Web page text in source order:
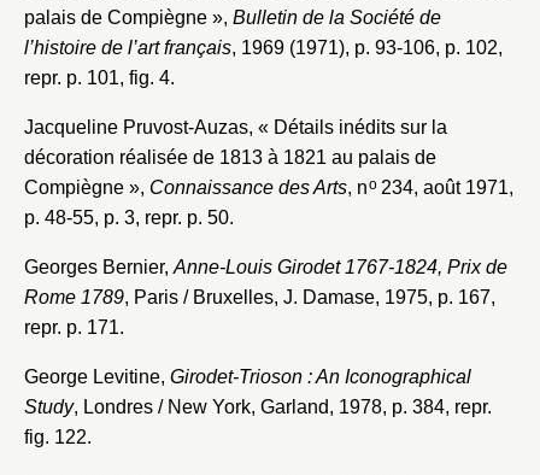
palais de Compiègne », Bulletin de la Société de
l’histoire de l’art français, 1969 (1971), p. 93-106, p. 102,
repr. p. 101, fig. 4.
Jacqueline Pruvost-Auzas, « Détails inédits sur la
décoration réalisée de 1813 à 1821 au palais de
Compiègne », Connaissance des Arts, no234, août 1971,
p. 48-55, p. 3, repr. p. 50.
Georges Bernier, Anne-Louis Girodet 1767-1824, Prix de
Rome 1789, Paris / Bruxelles, J. Damase, 1975, p. 167,
repr. p. 171.
George Levitine, Girodet-Trioson : An Iconographical
Study, Londres / New York, Garland, 1978, p. 384, repr.
fig. 122.
Valider
Nouveau dossier
Créer et ajouter
Mot de passe
Envoyer
Vous avez oublié votre mot de passe ?